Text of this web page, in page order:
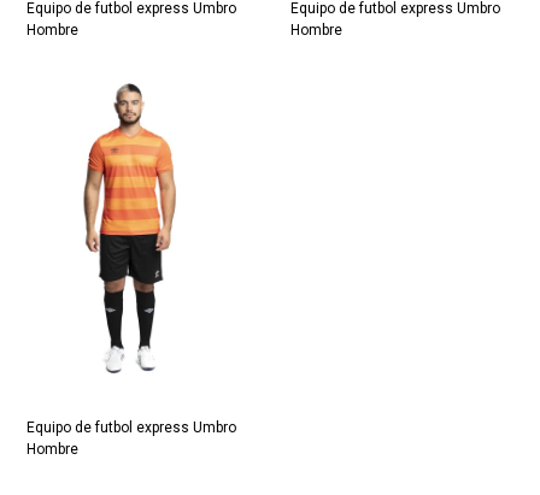
Equipo de futbol express Umbro
Hombre
Equipo de futbol express Umbro
Hombre
Equipo de futbol express Umbro
Hombre